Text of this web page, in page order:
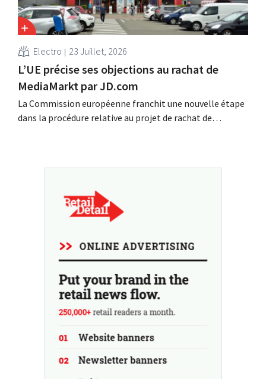
Electro 23 Juillet, 2026
L’UE précise ses objections au rachat de
MediaMarkt par JD.com
La Commission européenne franchit une nouvelle étape
dans la procédure relative au projet de rachat de